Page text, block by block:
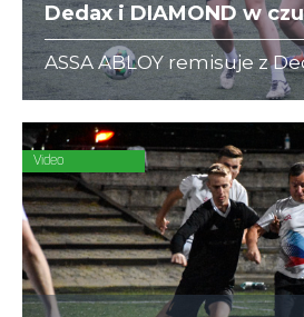
Dedax i DIAMOND w
ASSA ABLOY remisuje z
DIAMOND nieznacznie
Kleparz (2:1)
Video